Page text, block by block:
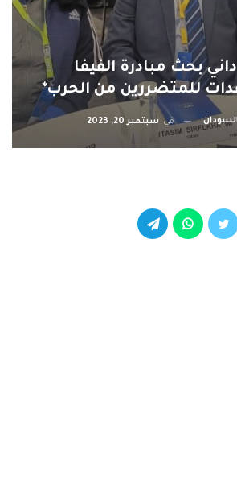
بحث مبادرة الفيفا
للمتضررين من الحرب*
في سبتمبر 20, 2023